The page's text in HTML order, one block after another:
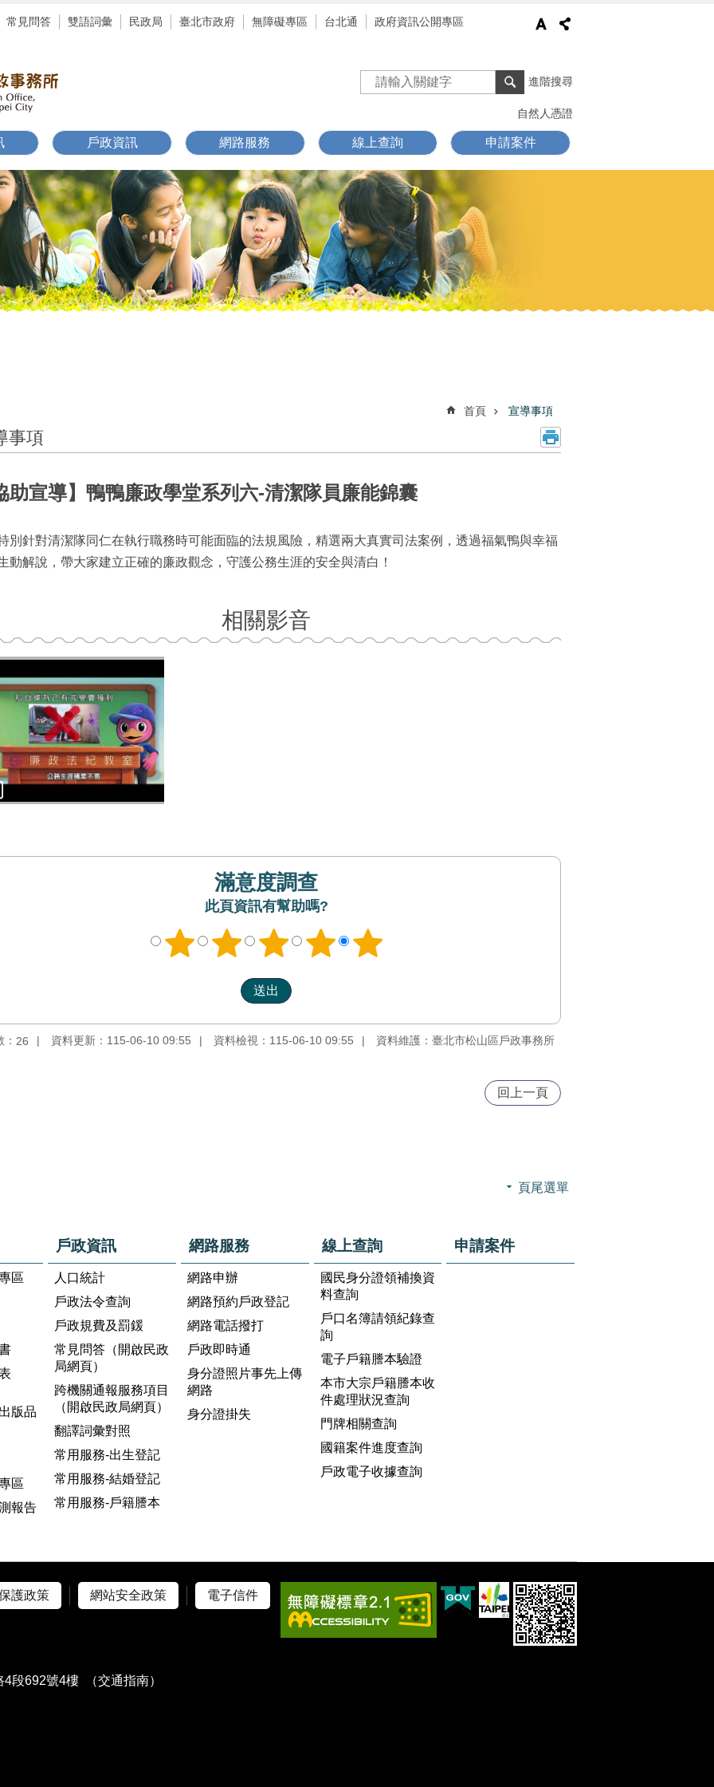
常見問答 雙語詞彙 民政局 臺北市政府 無障礙專區 台北通 政府資訊公開專區
進階搜尋
自然人憑證
戶政資訊 網路服務 線上查詢 申請案件
首頁 宣導事項
事項
助宣導】鴨鴨廉政學堂系列六-清潔隊員廉能錦囊
別針對清潔隊同仁在執行職務時可能面臨的法規風險，精選兩大真實司法案例，透過福氣鴨與幸福
動解說，帶大家建立正確的廉政觀念，守護公務生涯的安全與清白！
相關影音
滿意度調查
此頁資訊有幫助嗎?
26 資料更新：115-06-10 09:55 資料檢視：115-06-10 09:55 資料維護：臺北市松山區戶政事務所
回上一頁
頁尾選單
區
版品
區
報告
戶政資訊
人口統計
戶政法令查詢
戶政規費及罰鍰
常見問答（開啟民政
局網頁）
跨機關通報服務項目
（開啟民政局網頁）
翻譯詞彙對照
常用服務-出生登記
常用服務-結婚登記
常用服務-戶籍謄本
網路服務
網路申辦
網路預約戶政登記
網路電話撥打
戶政即時通
身分證照片事先上傳
網路
身分證掛失
線上查詢
國民身分證領補換資
料查詢
戶口名簿請領紀錄查
詢
電子戶籍謄本驗證
本市大宗戶籍謄本收
件處理狀況查詢
門牌相關查詢
國籍案件進度查詢
戶政電子收據查詢
申請案件
護政策 網站安全政策 電子信件
段692號4樓
（交通指南）